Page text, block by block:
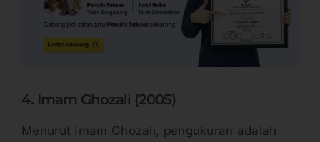
4. Imam Ghozali (2005)
Menurut Imam Ghozali, pengukuran adalah